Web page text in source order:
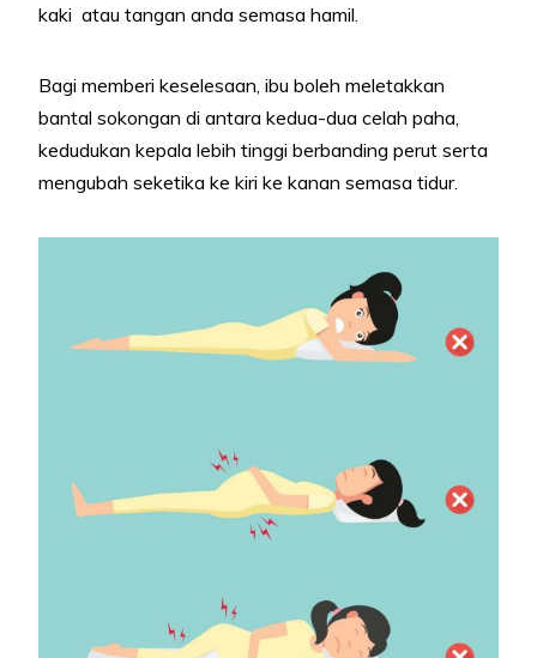
kaki atau tangan anda semasa hamil.
Bagi memberi keselesaan, ibu boleh meletakkan
bantal sokongan di antara kedua-dua celah paha,
kedudukan kepala lebih tinggi berbanding perut serta
mengubah seketika ke kiri ke kanan semasa tidur.